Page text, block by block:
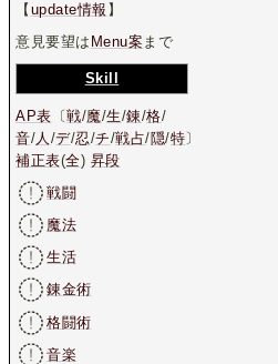
【 update情報 】
意見要望は Menu案 まで
Skill
AP表 〔戦/魔/生/錬/格/
音/ 人 /デ/忍/チ/戦占/隠/特〕
補正表(全) 昇段
戦闘
魔法
生活
錬金術
格闘術
音楽